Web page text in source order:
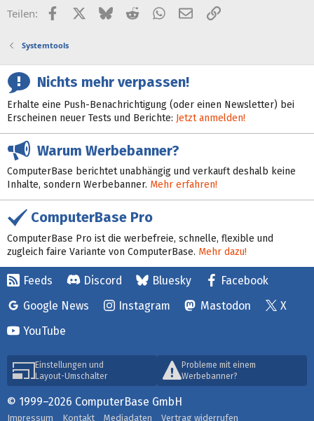
Teilen: FacebookX (Twitter)
BlueskyRedditWhatsApp
E-MailLink
Systemtools
Nichts mehr verpassen!
Erhalte eine Push-Benachrichtigung (oder einen Newsletter) bei
Erscheinen neuer Tests und Berichte: Jetzt anmelden!
Warum Werbebanner?
ComputerBase berichtet unabhängig und verkauft deshalb keine
Inhalte, sondern Werbebanner. Mehr erfahren!
ComputerBase Pro
ComputerBase Pro ist die werbefreie, schnelle, flexible und
zugleich faire Variante von ComputerBase. Mehr dazu!
Feeds Discord Bluesky
Facebook
Google News
Instagram Mastodon
X
YouTube
Einstellungen und
Layout-Umschalter
Probleme mit einem
Werbebanner?
© 1999–2026 ComputerBase GmbH
Impressum Kontakt Mediadaten Vertrag widerrufen